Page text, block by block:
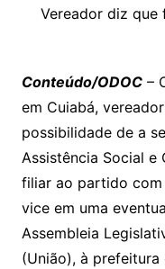
y
n
k
s
p
p
s
a
g
e
lo
k.
c
o
m
y
e
Vereador diz que
Conteúdo/ODOC–
em Cuiabá,
possibilidade de a
Assistência Social e
filiar ao partido
vice em uma
Assembleia
(União), à prefeitura